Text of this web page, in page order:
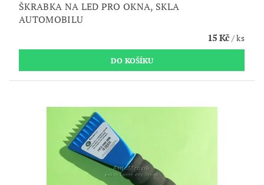
ŠKRABKA NA LED PRO OKNA, SKLA
AUTOMOBILU
15 Kč/ ks